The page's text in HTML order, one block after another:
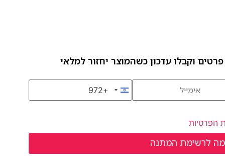
וקבלו עדכון כשהמוצר יחזור למלאי
Israel +972
+972
הפרטיות